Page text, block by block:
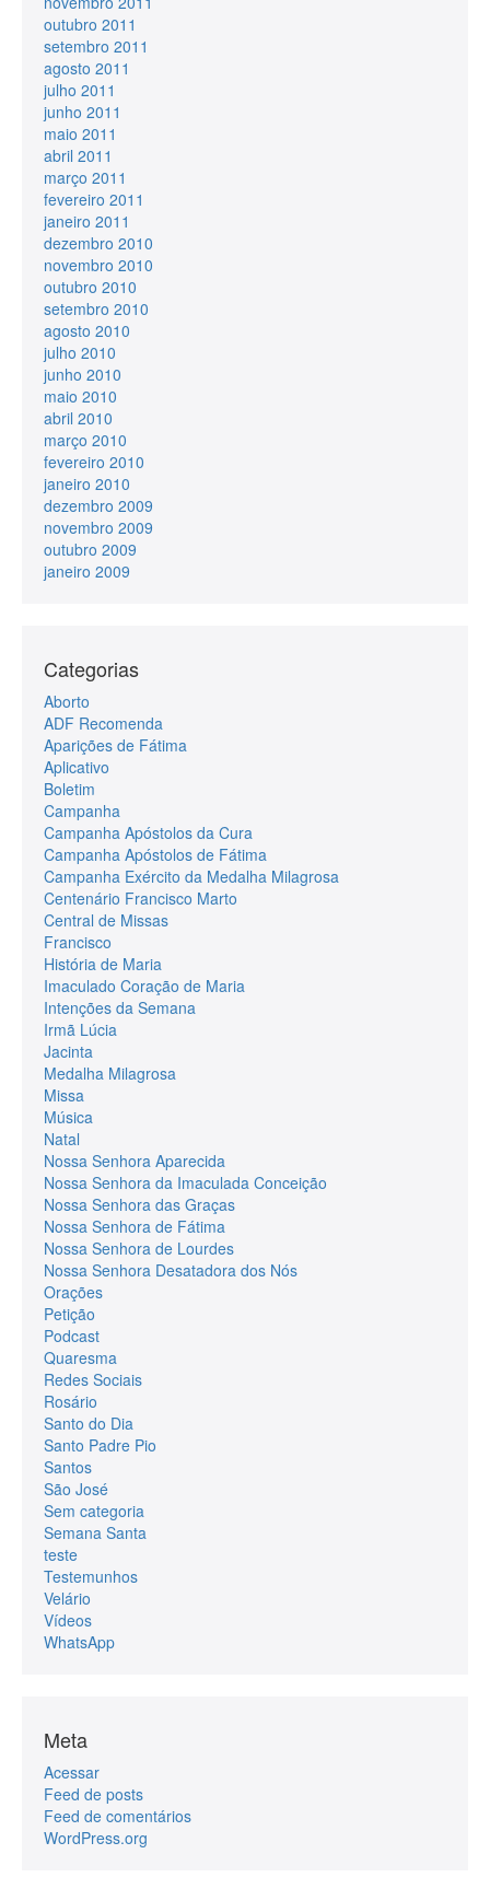
outubro 2011
setembro 2011
agosto 2011
julho 2011
junho 2011
maio 2011
abril 2011
março 2011
fevereiro 2011
janeiro 2011
dezembro 2010
novembro 2010
outubro 2010
setembro 2010
agosto 2010
julho 2010
junho 2010
maio 2010
abril 2010
março 2010
fevereiro 2010
janeiro 2010
dezembro 2009
novembro 2009
outubro 2009
janeiro 2009
Categorias
Aborto
ADF Recomenda
Aparições de Fátima
Aplicativo
Boletim
Campanha
Campanha Apóstolos da Cura
Campanha Apóstolos de Fátima
Campanha Exército da Medalha Milagrosa
Centenário Francisco Marto
Central de Missas
Francisco
História de Maria
Imaculado Coração de Maria
Intenções da Semana
Irmã Lúcia
Jacinta
Medalha Milagrosa
Missa
Música
Natal
Nossa Senhora Aparecida
Nossa Senhora da Imaculada Conceição
Nossa Senhora das Graças
Nossa Senhora de Fátima
Nossa Senhora de Lourdes
Nossa Senhora Desatadora dos Nós
Orações
Petição
Podcast
Quaresma
Redes Sociais
Rosário
Santo do Dia
Santo Padre Pio
Santos
São José
Sem categoria
Semana Santa
teste
Testemunhos
Velário
Vídeos
WhatsApp
Meta
Acessar
Feed de posts
Feed de comentários
WordPress.org